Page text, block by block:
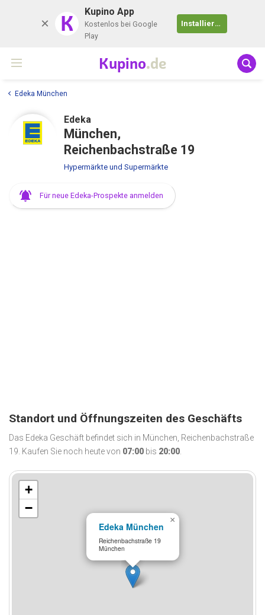
K Kupino App
Kostenlos bei Google
Play
Installieren
Kupino.de
Edeka München
Edeka
München,
Reichenbachstraße 19
Hypermärkte und Supermärkte
Für neue Edeka-Prospekte anmelden
Standort und Öffnungszeiten des Geschäfts
Das Edeka Geschäft befindet sich in München, Reichenbachstraße
19. Kaufen Sie noch heute von 07:00 bis 20:00.
Edeka München
Reichenbachstraße 19
München
×
+
−